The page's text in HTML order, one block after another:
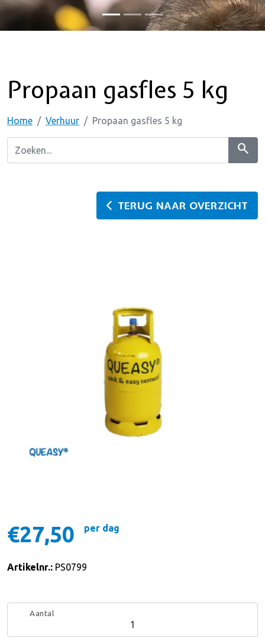
Propaan gasfles 5 kg
Home Verhuur Propaan gasfles 5 kg
search
TERUG NAAR OVERZICHT
€27,50 per dag
Artikelnr.: PS0799
Aantal